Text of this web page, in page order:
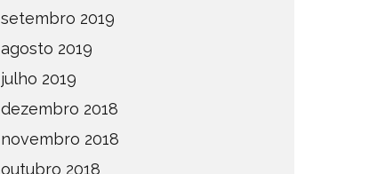
setembro 2019
agosto 2019
julho 2019
dezembro 2018
novembro 2018
outubro 2018